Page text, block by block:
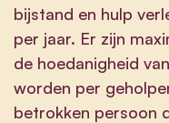
bijstand en hulp
per jaar. Er zijn
de hoedanigheid
worden per
betrokken persoon